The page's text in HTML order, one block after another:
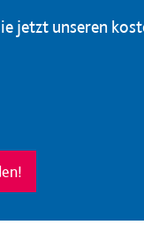
jetzt unseren